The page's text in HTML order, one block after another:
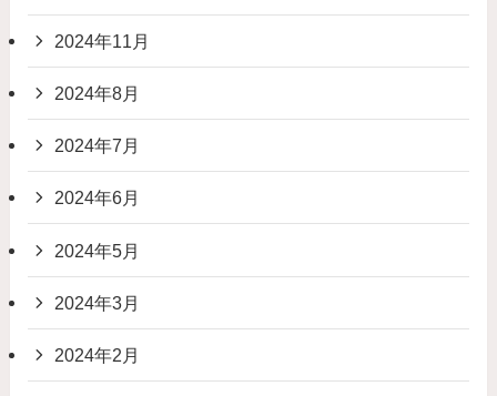
2024年11月
2024年8月
2024年7月
2024年6月
2024年5月
2024年3月
2024年2月